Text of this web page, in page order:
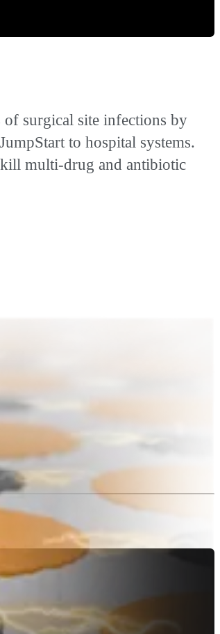
surgical site infections by
to hospital systems.
multi-drug and antibiotic